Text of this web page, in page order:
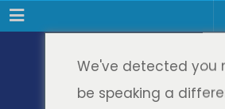
Meniul
We've detected you
be speaking a